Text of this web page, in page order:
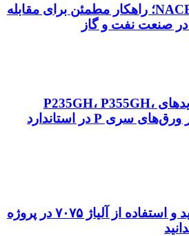
لوله‌های آلیاژی NACE؛ راهکار مطمئن برای مقابله
صنعت نفت و گاز
مقایسه جامع گریدهای P235GH، P355GH،
P460NL1 و دیگر ورق‌های سری P در استاندارد
هر آنچه برای خرید و استفاده از آلیاژ ۷۰۷۵ در پروژه